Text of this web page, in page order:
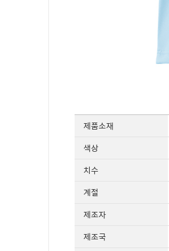
제품소재
색상
치수
계절
제조자
제조국